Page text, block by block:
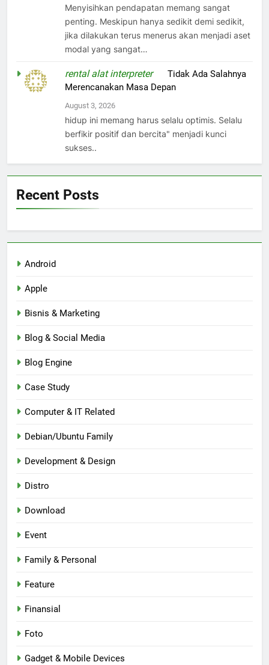
Menyisihkan pendapatan memang sangat
penting. Meskipun hanya sedikit demi sedikit,
jika dilakukan terus menerus akan menjadi aset
modal yang sangat…
rental alat interpreteronTidak Ada Salahnya
Merencanakan Masa Depan
August 3, 2026
hidup ini memang harus selalu optimis. Selalu
berfikir positif dan bercita" menjadi kunci
sukses..
Recent Posts
Android
Apple
Bisnis & Marketing
Blog & Social Media
Blog Engine
Case Study
Computer & IT Related
Debian/Ubuntu Family
Development & Design
Distro
Download
Event
Family & Personal
Feature
Finansial
Foto
Gadget & Mobile Devices